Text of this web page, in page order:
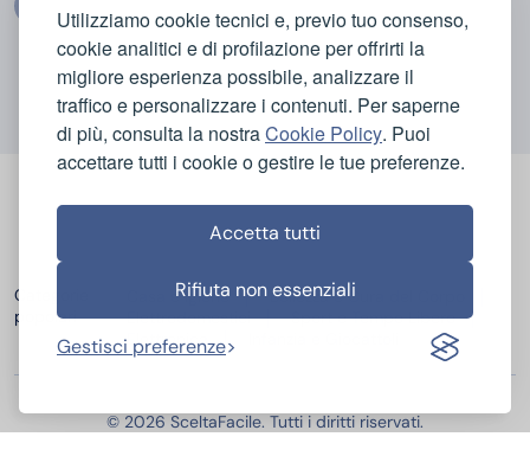
Utilizziamo cookie tecnici e, previo tuo consenso,
cookie analitici e di profilazione per offrirti la
migliore esperienza possibile, analizzare il
traffico e personalizzare i contenuti. Per saperne
di più, consulta la nostraCookie Policy. Puoi
accettare tutti i cookie o gestire le tue preferenze.
Accetta tutti
Rifiuta non essenziali
Gestisci preferenze
Categorie
popolari
Casa e Igiene
Bellezza e Cura del Corpo
Elettrodomestici
Sport e Tempo Libero
Elettronica
© 2026 SceltaFacile. Tutti i diritti riservati.